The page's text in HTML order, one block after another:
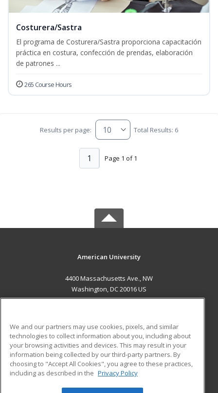
Costurera/Sastra
El programa de Costurera/Sastra proporciona capacitación
práctica en costura, confección de prendas, elaboración
de patrones ...
265 Course Hours
Results per page: Total Results: 6
Page 1 of 1
1
American University
4400 Massachusetts Ave., NW
Washington, DC 20016 US
ADDITIONAL RESOURCES
Military
Financial Assistance
Help
Student Blog
We and our partners may use cookies, pixels, and similar
technologies to collect information about you, including about
your browsing activities and devices. This may result in your
information being collected by our third-party partners. By
choosing to "Accept All Cookies", you agree to these practices,
including as described in the Privacy Policy